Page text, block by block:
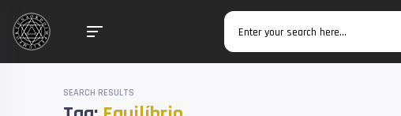
SEARCH RESULTS